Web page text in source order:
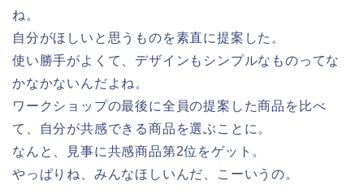
ね。
自分がほしいと思うものを素直に提案した。
使い勝手がよくて、デザインもシンプルなものってな
かなかないんだよね。
ワークショップの最後に全員の提案した商品を比べ
て、自分が共感できる商品を選ぶことに。
なんと、見事に共感商品第2位をゲット。
やっぱりね、みんなほしいんだ、こーいうの。